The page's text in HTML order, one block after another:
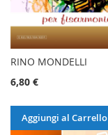
RINO MONDELLI
6,80 €
Aggiungi al Carrello